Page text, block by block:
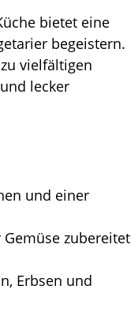
bietet eine
begeistern.
vielfältigen
lecker
und einer
zubereitet
Erbsen und